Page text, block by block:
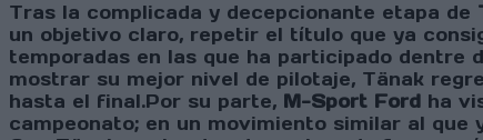
Tras la complicada y decepcionante etapa de
un objetivo claro, repetir el título que ya
temporadas en las que ha participado dentre
mostrar su mejor nivel de pilotaje, Tänak
hasta el final.Por su parte, M-Sport Ford ha
campeonato; en un movimiento similar al